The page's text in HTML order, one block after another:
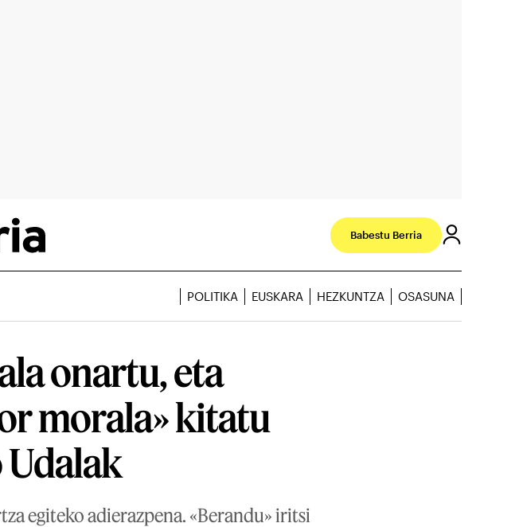
Babestu Berria
POLITIKA EUSKARA HEZKUNTZA OSASUNA
onartu, eta
morala» kitatu
egiteko adierazpena. «Berandu» iritsi